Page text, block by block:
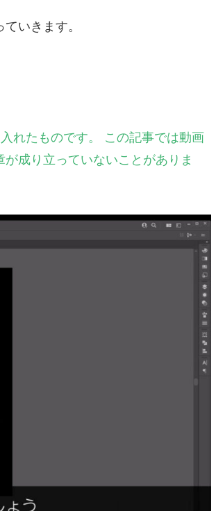
いきます。
れたものです。 この記事では動画
成り立っていないことがありま